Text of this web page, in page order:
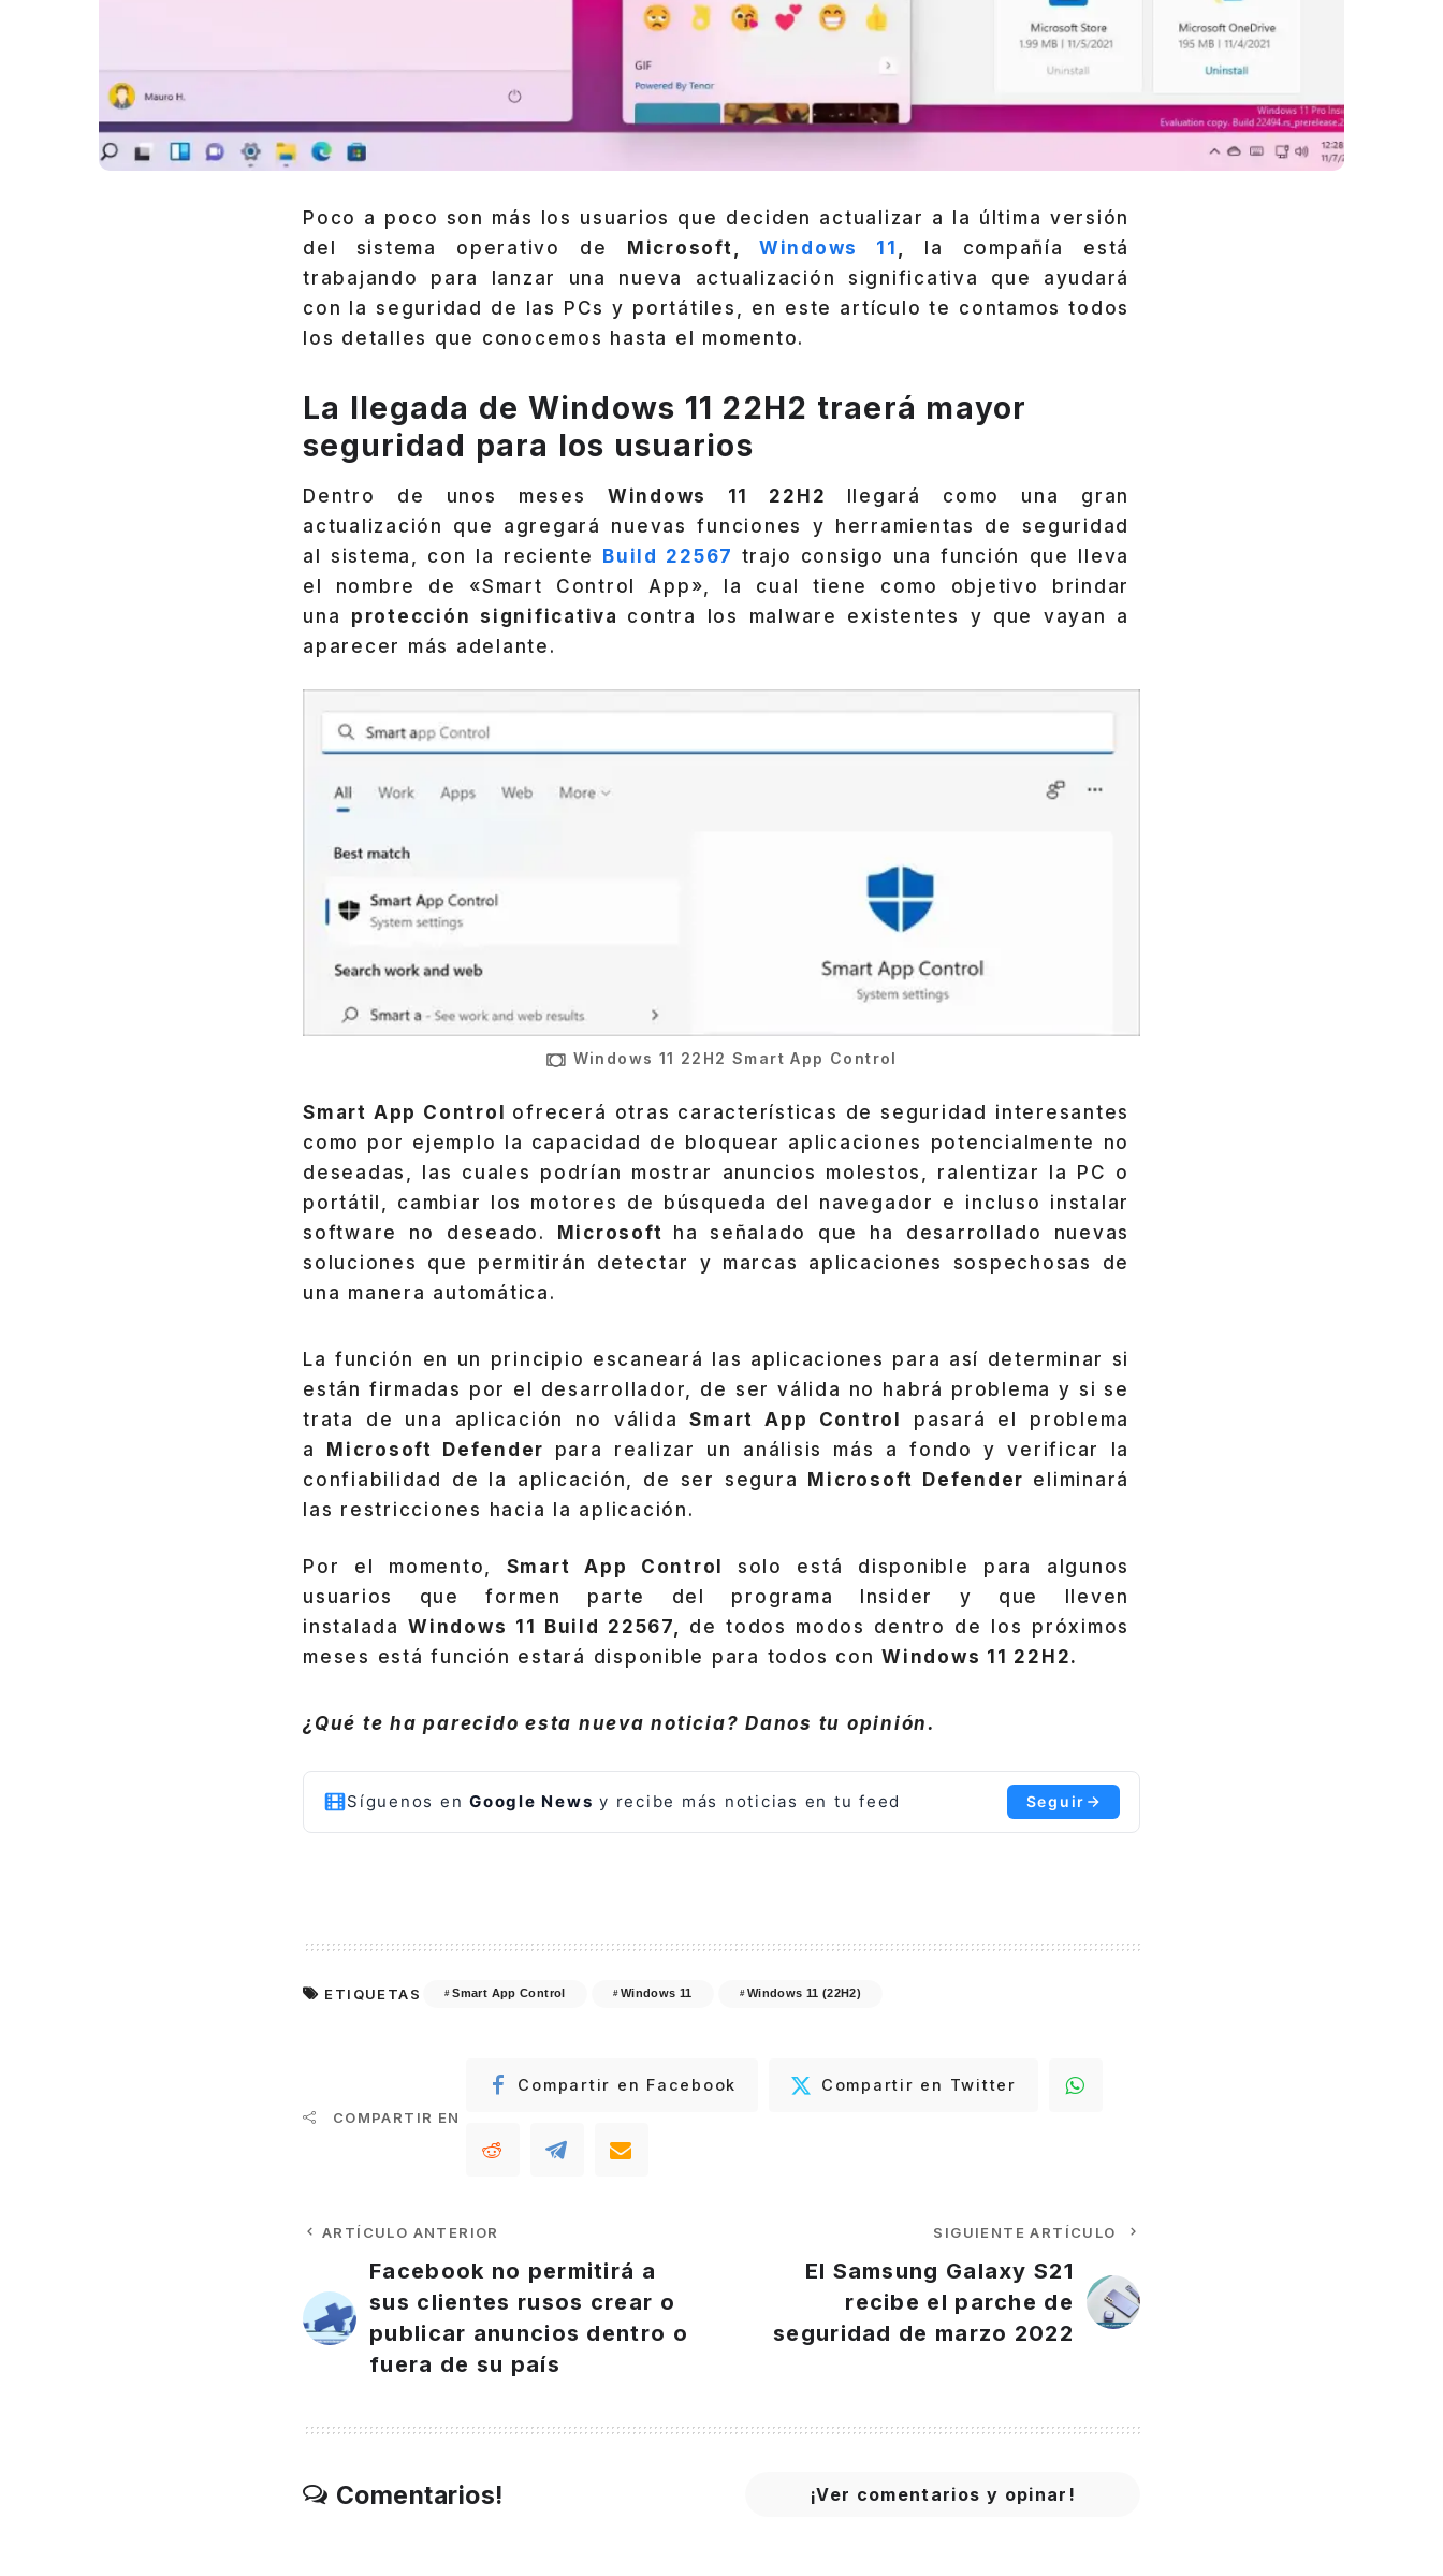
Poco a poco son más los usuarios que deciden actualizar a la última versión
del sistema operativo de
Microsoft, Windows 11 ,
la compañía está
trabajando para lanzar una nueva actualización significativa que ayudará
con la seguridad de las PCs y portátiles, en este artículo te contamos todos
los detalles que conocemos hasta el momento.
La llegada de Windows 11 22H2 traerá mayor
seguridad para los usuarios
Dentro de unos meses Windows 11 22H2
llegará como una gran
actualización que agregará nuevas funciones y herramientas de seguridad
al sistema, con la reciente
Build 22567 trajo consigo una función que lleva
el nombre de «Smart Control App», la cual tiene como objetivo brindar
una protección significativa contra los malware existentes y que vayan a
aparecer más adelante.
Windows 11 22H2 Smart App Control
Smart App Control ofrecerá otras características de seguridad interesantes
como por ejemplo la capacidad de bloquear aplicaciones potencialmente no
deseadas, las cuales podrían mostrar anuncios molestos, ralentizar la PC o
portátil, cambiar los motores de búsqueda del navegador e incluso instalar
software no deseado.
Microsoft
ha señalado que ha desarrollado nuevas
soluciones que permitirán detectar y marcas aplicaciones sospechosas de
una manera automática.
La función en un principio escaneará las aplicaciones para así determinar si
están firmadas por el desarrollador, de ser válida no habrá problema y si se
trata de una aplicación no válidaSmart App Control
pasará el problema
a Microsoft Defender para realizar un análisis más a fondo y verificar la
confiabilidad de la aplicación, de ser segura Microsoft Defender eliminará
las restricciones hacia la aplicación.
Por el momento, Smart App Control solo está disponible para algunos
usuarios que formen parte del programa Insider y que lleven
instaladaWindows 11 Build 22567, de todos modos dentro de los próximos
meses está función estará disponible para todos con Windows 11 22H2.
¿Qué te ha parecido esta nueva noticia? Danos tu opinión.
Síguenos en Google News y recibe más noticias en tu feed Seguir
ETIQUETAS Smart App Control Windows 11 Windows 11 (22H2)
COMPARTIR EN
Compartir en Facebook Compartir en Twitter
ARTÍCULO ANTERIOR
Facebook no permitirá a
sus clientes rusos crear o
publicar anuncios dentro o
fuera de su país
SIGUIENTE ARTÍCULO
El Samsung Galaxy S21
recibe el parche de
seguridad de marzo 2022
Comentarios! ¡Ver comentarios y opinar!